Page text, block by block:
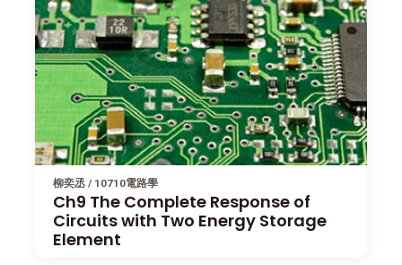
柳奕丞 / 10710電路學
Ch9 The Complete Response of
Circuits with Two Energy Storage
Element